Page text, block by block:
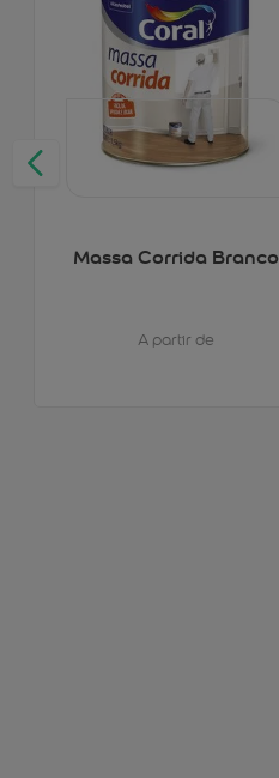
Massa Corrida Branco
A partir de